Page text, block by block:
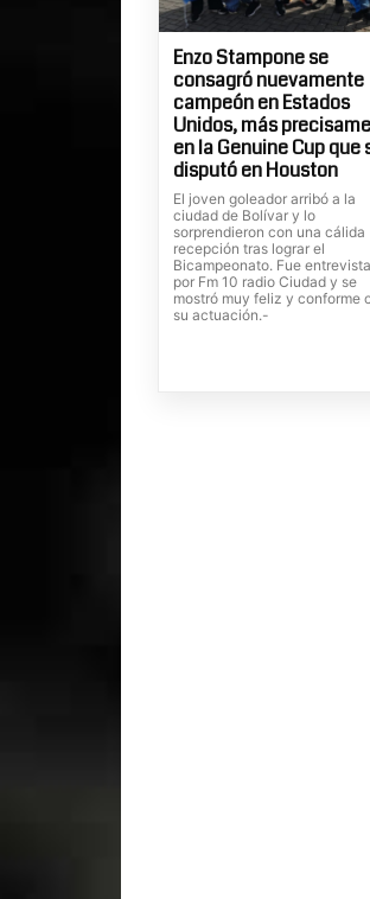
Enzo Stampone se
consagró nuevamente
campeón en Estados
Unidos, más
en la Genuine Cup que
disputó en Houston
El joven goleador arribó a la
ciudad de Bolívar y lo
sorprendieron con una cálida
recepción tras lograr el
Bicampeonato. Fue
por Fm 10 radio Ciudad y se
mostró muy feliz y conforme
su actuación.-